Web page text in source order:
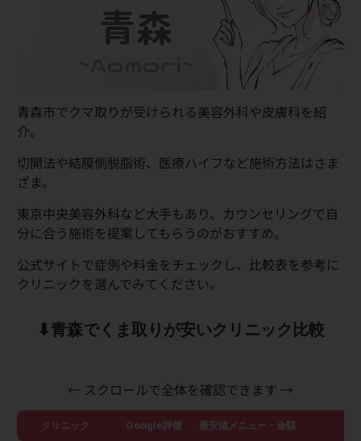
青森市でクマ取りが受けられる美容外科や皮膚科を紹
介。
切開法や結膜側脱脂術、医療ハイフなど施術方法はさま
ざま。
東京中央美容外科など大手もあり、カウンセリングで自
分に合う施術を提案してもらうのがおすすめ。
公式サイトで症例や料金をチェックし、比較表を参考に
クリニックを選んでみてください。
⬇︎青森でくま取りが安いクリニック比較
← スクロールで全体を確認できます →
クリニック Google評価 最安値メニュー・金額